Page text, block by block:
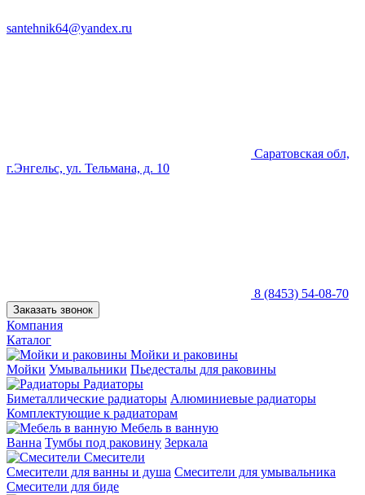
santehnik64@yandex.ru
Саратовская обл,
г.Энгельс, ул. Тельмана, д. 10
8 (8453) 54-08-70
Заказать звонок
Компания
Каталог
Мойки и раковины
Мойки Умывальники Пьедесталы для раковины
Радиаторы
Биметаллические радиаторы Алюминиевые радиаторы
Комплектующие к радиаторам
Мебель в ванную
Ванна Тумбы под раковину Зеркала
Смесители
Смесители для ванны и душа Смесители для умывальника
Смесители для биде